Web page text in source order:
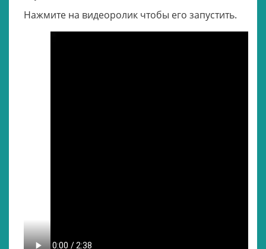
Нажмите на видеоролик чтобы его запустить.